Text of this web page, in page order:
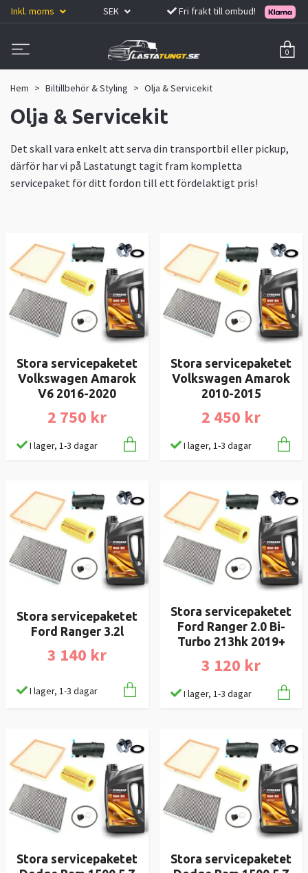
Inkl. moms SEK Fri frakt till ombud!
0
Hem Biltillbehör & Styling Olja & Servicekit
Olja & Servicekit
Det skall vara enkelt att serva din transportbil eller pickup,
därför har vi på Lastatungt tagit fram kompletta
servicepaket för ditt fordon till ett fördelaktigt pris!
Stora servicepaketet
Volkswagen Amarok
V6 2016-2020
2 750 kr
I lager, 1-3 dagar
Stora servicepaketet
Volkswagen Amarok
2010-2015
2 450 kr
I lager, 1-3 dagar
Stora servicepaketet
Ford Ranger 3.2l
3 140 kr
I lager, 1-3 dagar
Stora servicepaketet
Ford Ranger 2.0 Bi-
Turbo 213hk 2019+
3 120 kr
I lager, 1-3 dagar
Stora servicepaketet
Stora servicepaketet